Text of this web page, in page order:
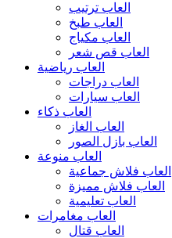
العاب ترتيب
العاب طبخ
العاب مكياج
العاب قص شعر
العاب رياضية
العاب دراجات
العاب سيارات
العاب ذكاء
العاب الغاز
العاب بازل الصور
العاب منوعة
العاب فلاش جماعية
العاب فلاش مميزة
العاب تعليمية
العاب مغامرات
العاب قتال